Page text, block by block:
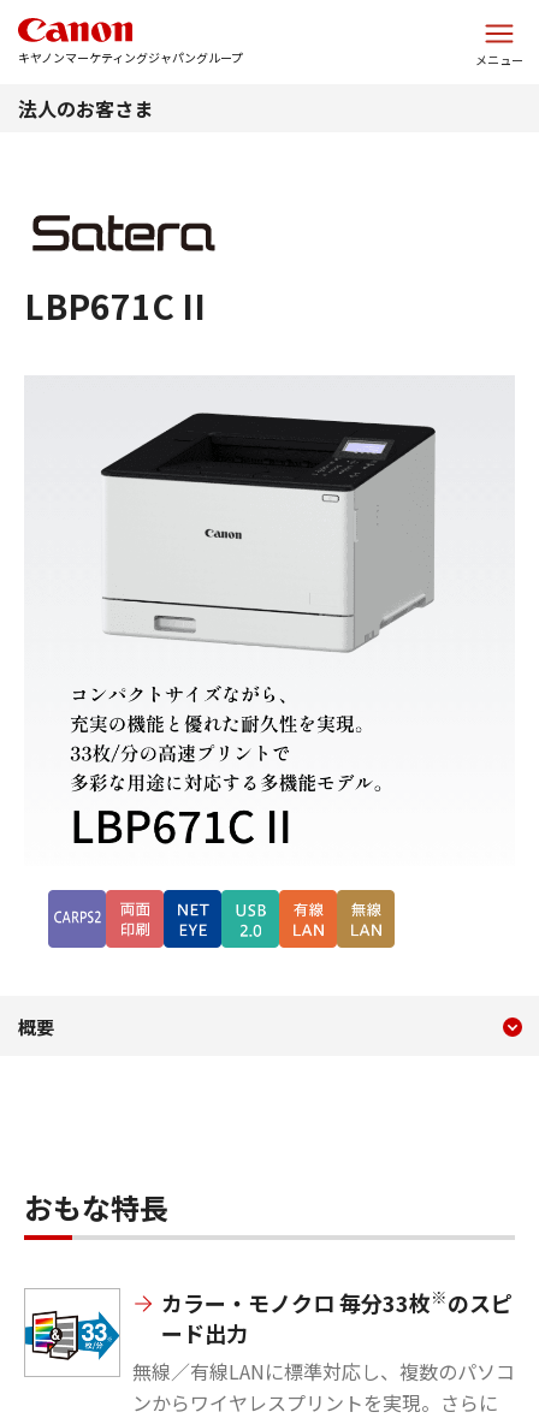
キヤノンマーケティングジャパングループ メニュー
法人のお客さま
LBP671C II
概要
おもな特長
カラー・モノクロ 毎分33枚※のスピ
ード出力
無線／有線LANに標準対応し、複数のパソコ
ンからワイヤレスプリントを実現。さらに